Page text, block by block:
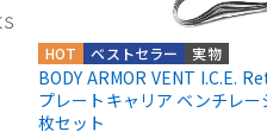
実物
ベストセラー
HOT
BODY ARMOR VENT I.C.E.
プレートキャリア ベンチレ
枚セット